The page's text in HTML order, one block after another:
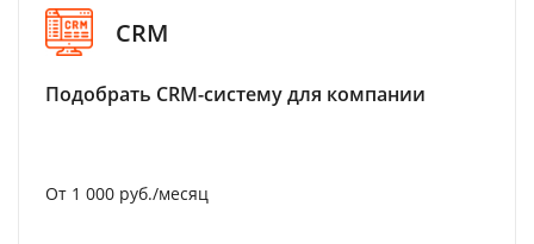
CRM
Подобрать CRM-систему для компании
От 1 000 руб./месяц